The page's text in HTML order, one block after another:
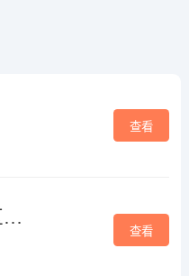
查看
Jump游戏社区平台
查看